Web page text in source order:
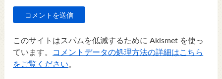
このサイトはスパムを低減するために Akismet を使っ
ています。
コメントデータの処理方法の詳細はこちら
をご覧ください。